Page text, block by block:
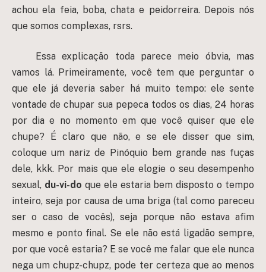
achou ela feia, boba, chata e peidorreira. Depois nós
que somos complexas, rsrs.
Essa explicação toda parece meio óbvia, mas
vamos lá. Primeiramente, você tem que perguntar o
que ele já deveria saber há muito tempo: ele sente
vontade de chupar sua pepeca todos os dias, 24 horas
por dia e no momento em que você quiser que ele
chupe? É claro que não, e se ele disser que sim,
coloque um nariz de Pinóquio bem grande nas fuças
dele, kkk. Por mais que ele elogie o seu desempenho
sexual, du-vi-do que ele estaria bem disposto o tempo
inteiro, seja por causa de uma briga (tal como pareceu
ser o caso de vocês), seja porque não estava afim
mesmo e ponto final. Se ele não está ligadão sempre,
por que você estaria? E se você me falar que ele nunca
nega um chupz-chupz, pode ter certeza que ao menos